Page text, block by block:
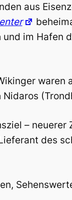
aus
im Hafen
waren
–
des